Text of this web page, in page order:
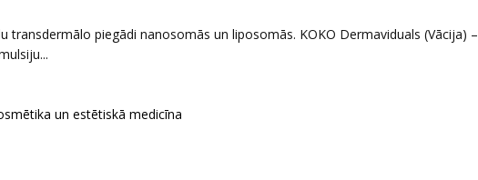
piegādi nanosomās un liposomās. KOKO Dermaviduals (Vācija) –
un estētiskā medicīna